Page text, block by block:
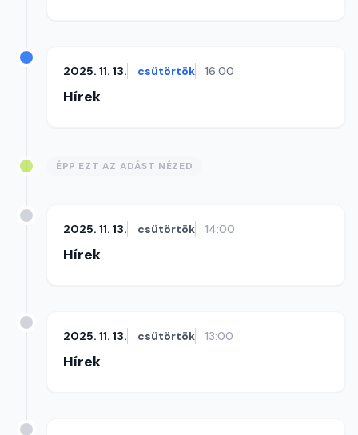
2025. 11. 13. csütörtök 16:00
Hírek
ÉPP EZT AZ ADÁST NÉZED
2025. 11. 13. csütörtök 14:00
Hírek
2025. 11. 13. csütörtök 13:00
Hírek